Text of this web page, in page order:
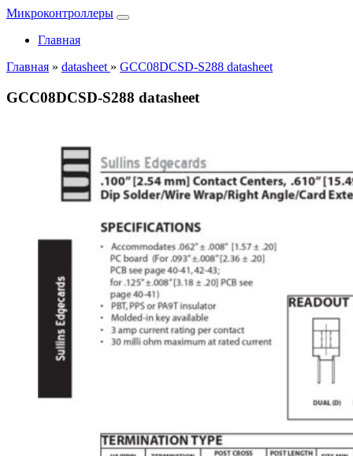
Микроконтроллеры
Главная
Главная » datasheet » GCC08DCSD-S288 datasheet
GCC08DCSD-S288 datasheet